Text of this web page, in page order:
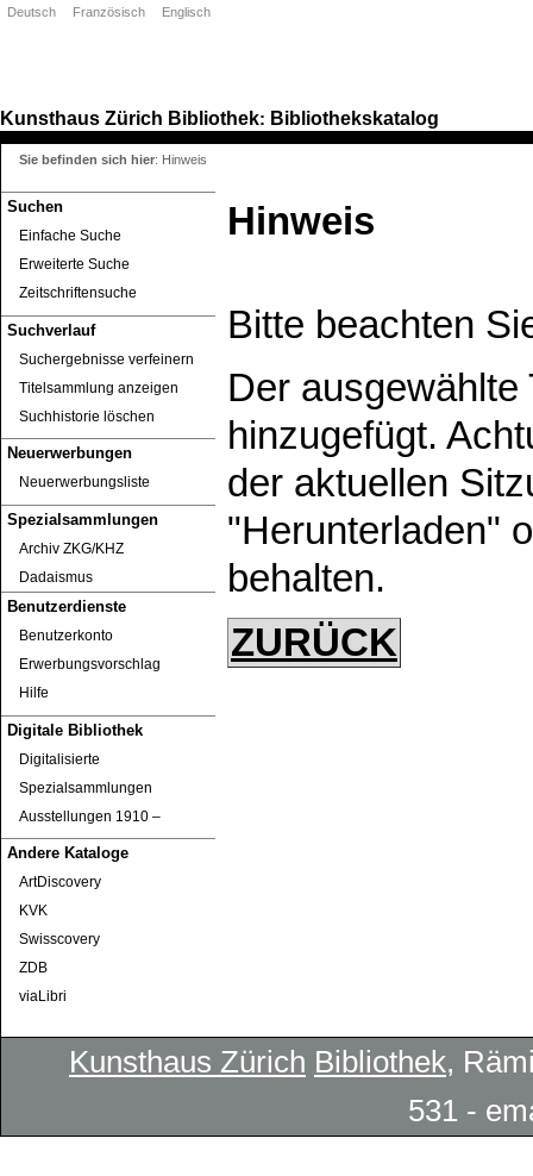
Kunsthaus Zürich Bibliothek: Bibliothekskatalog
Suchen
Einfache Suche
Erweiterte Suche
Zeitschriftensuche
Suchverlauf
Suchergebnisse verfeinern
Titelsammlung anzeigen
Suchhistorie löschen
Neuerwerbungen
Neuerwerbungsliste
Spezialsammlungen
Archiv ZKG/KHZ
Dadaismus
Benutzerdienste
Benutzerkonto
Erwerbungsvorschlag
Hilfe
Digitale Bibliothek
Digitalisierte
Spezialsammlungen
Ausstellungen 1910 ‒
Andere Kataloge
ArtDiscovery
KVK
Swisscovery
ZDB
viaLibri
Deutsch Französisch Englisch
Sie befinden sich hier: Hinweis
Hinweis
Bitte beachten
Der ausgewählte
hinzugefügt.
der aktuellen
"Herunterladen"
behalten.
ZURÜCK
Kunsthaus Zürich Bibliothek,
531 -